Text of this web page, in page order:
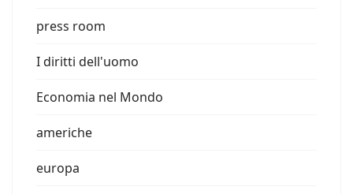
press room
I diritti dell'uomo
Economia nel Mondo
americhe
europa